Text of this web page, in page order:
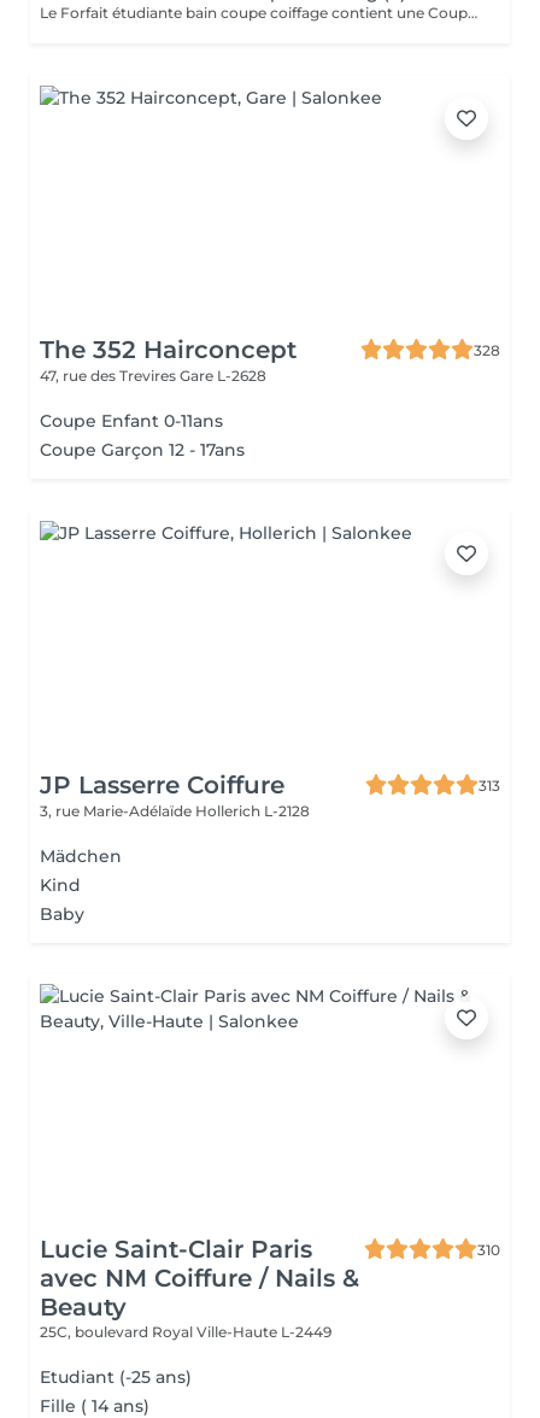
Le Forfait étudiante bain coupe coiffage contient une Coupe et un Brushing pour les étudiantes. Dépendant de la longueur des cheveux, le prix peut varier. En cas de questions veuillez appeler au +352 26 35 02 89.
The 352 Hairconcept
328
47, rue des Trevires Gare L-2628
Coupe Enfant 0-11ans
Coupe Garçon 12 - 17ans
JP Lasserre Coiffure
313
3, rue Marie-Adélaïde Hollerich L-2128
Mädchen
Kind
Baby
Lucie Saint-Clair Paris
avec NM Coiffure / Nails &
Beauty
310
25C, boulevard Royal Ville-Haute L-2449
Etudiant (-25 ans)
Fille ( 14 ans)